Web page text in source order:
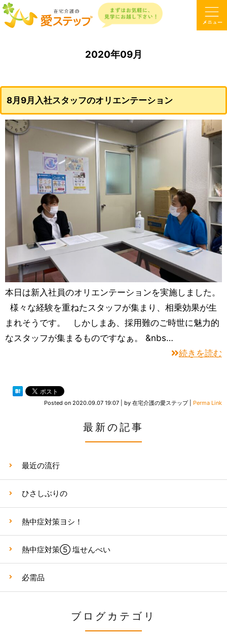
2020年09月
8月9月入社スタッフのオリエンテーション
本日は新入社員のオリエンテーションを実施しました。
様々な経験を重ねたスタッフが集まり、相乗効果が生
まれそうです。 しかしまあ、採用難のご時世に魅力的
なスタッフが集まるものですなぁ。 &nbs…
続きを読む
Posted on 2020.09.07 19:07 by 在宅介護の愛ステップ| Perma Link
最新の記事
最近の流行
ひさしぶりの
熱中症対策ヨシ！
熱中症対策⑤ 塩せんべい
必需品
ブログカテゴリ